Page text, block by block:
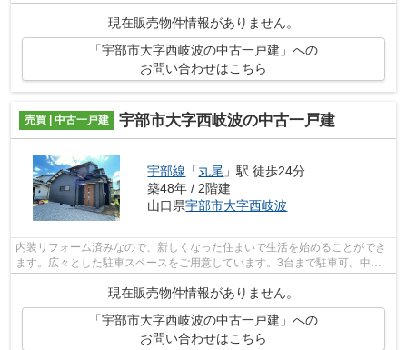
現在販売物件情報がありません。
「宇部市大字西岐波の中古一戸建」への
お問い合わせはこちら
売買 | 中古一戸建 宇部市大字西岐波の中古一戸建
宇部線 「丸尾 」駅 徒歩24分
築48年 / 2階建
山口県宇部市大字西岐波
内装リフォーム済みなので、新しくなった住まいで生活を始めることができ
ます。広々とした駐車スペースをご用意しています。3台まで駐車可。中古
現在販売物件情報がありません。
「宇部市大字西岐波の中古一戸建」への
お問い合わせはこちら